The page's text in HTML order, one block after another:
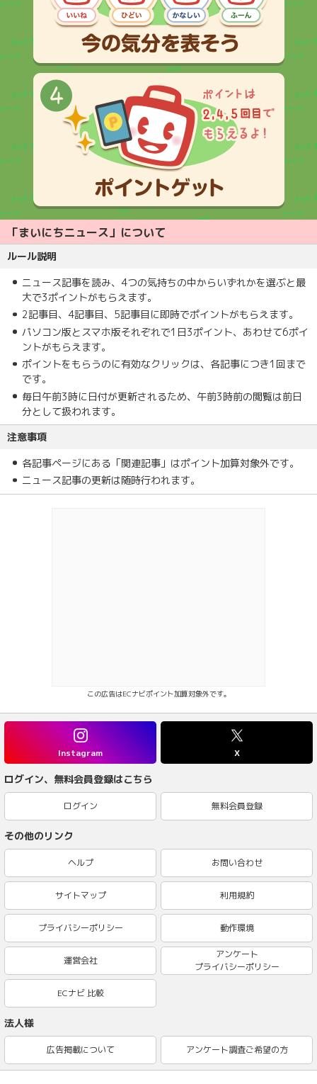
「まいにちニュース」について
ルール説明
ニュース記事を読み、4つの気持ちの中からいずれかを選ぶと最
大で3ポイントがもらえます。
2記事目、4記事目、5記事目に即時でポイントがもらえます。
パソコン版とスマホ版それぞれで1日3ポイント、あわせて6ポイ
ントがもらえます。
ポイントをもらうのに有効なクリックは、各記事につき1回まで
です。
毎日午前3時に日付が更新されるため、午前3時前の閲覧は前日
分として扱われます。
注意事項
各記事ページにある「関連記事」はポイント加算対象外です。
ニュース記事の更新は随時行われます。
この広告はECナビポイント加算対象外です。
Instagram X
ログイン、無料会員登録はこちら
ログイン 無料会員登録
その他のリンク
ヘルプ お問い合わせ
サイトマップ 利用規約
プライバシーポリシー 動作環境
運営会社
アンケート
プライバシーポリシー
ECナビ 比較
法人様
広告掲載について アンケート調査ご希望の方